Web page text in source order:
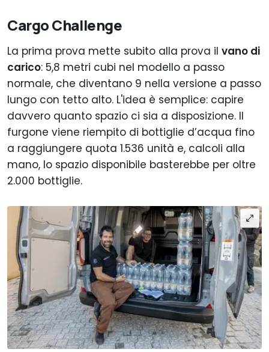
Cargo Challenge
La prima prova mette subito alla prova il vano di
carico: 5,8 metri cubi nel modello a passo
normale, che diventano 9 nella versione a passo
lungo con tetto alto. L'idea è semplice: capire
davvero quanto spazio ci sia a disposizione. Il
furgone viene riempito di bottiglie d’acqua fino
a raggiungere quota 1.536 unità e, calcoli alla
mano, lo spazio disponibile basterebbe per oltre
2.000 bottiglie.